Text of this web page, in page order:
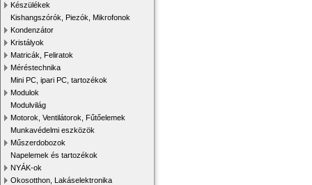
Készülékek
Kishangszórók, Piezók, Mikrofonok
Kondenzátor
Kristályok
Matricák, Feliratok
Méréstechnika
Mini PC, ipari PC, tartozékok
Modulok
Modulvilág
Motorok, Ventilátorok, Fűtőelemek
Munkavédelmi eszközök
Műszerdobozok
Napelemek és tartozékok
NYÁK-ok
Okosotthon, Lakáselektronika